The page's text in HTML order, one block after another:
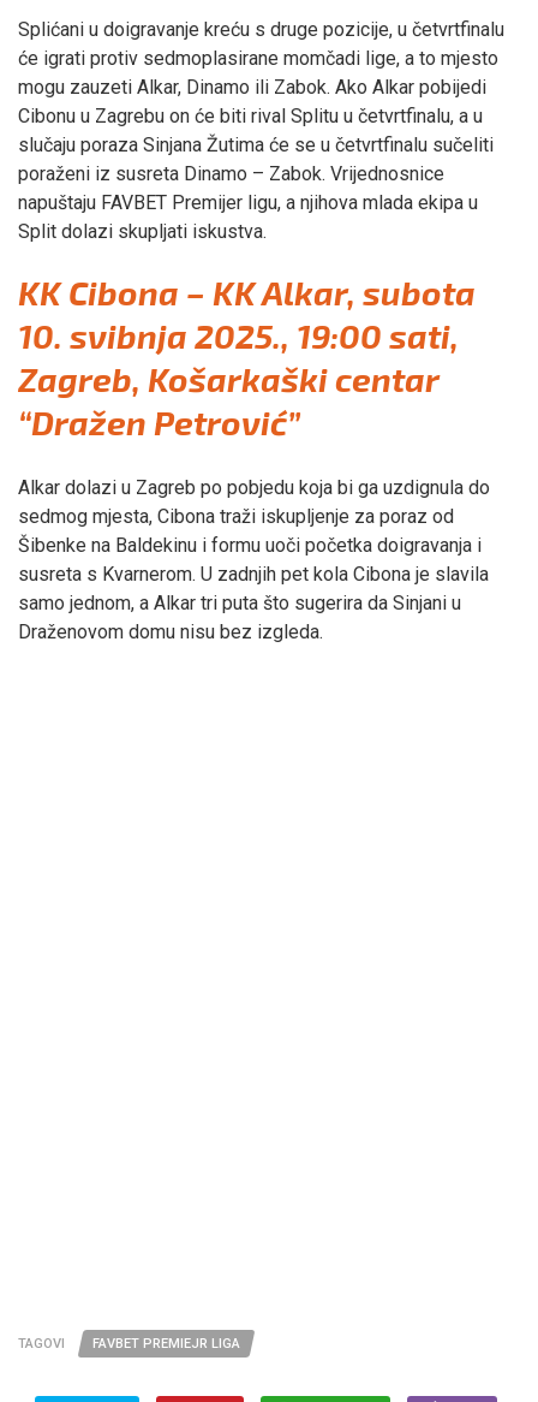
Splićani u doigravanje kreću s druge pozicije, u četvrtfinalu
će igrati protiv sedmoplasirane momčadi lige, a to mjesto
mogu zauzeti Alkar, Dinamo ili Zabok. Ako Alkar pobijedi
Cibonu u Zagrebu on će biti rival Splitu u četvrtfinalu, a u
slučaju poraza Sinjana Žutima će se u četvrtfinalu sučeliti
poraženi iz susreta Dinamo – Zabok. Vrijednosnice
napuštaju FAVBET Premijer ligu, a njihova mlada ekipa u
Split dolazi skupljati iskustva.
KK Cibona – KK Alkar, subota
10. svibnja 2025., 19:00 sati,
Zagreb, Košarkaški centar
“Dražen Petrović”
Alkar dolazi u Zagreb po pobjedu koja bi ga uzdignula do
sedmog mjesta, Cibona traži iskupljenje za poraz od
Šibenke na Baldekinu i formu uoči početka doigravanja i
susreta s Kvarnerom. U zadnjih pet kola Cibona je slavila
samo jednom, a Alkar tri puta što sugerira da Sinjani u
Draženovom domu nisu bez izgleda.
TAGOVI FAVBET PREMIEJR LIGA